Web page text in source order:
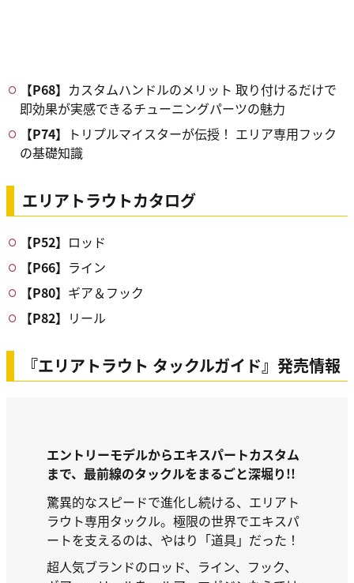
【P68】 カスタムハンドルのメリット 取り付けるだけで
即効果が実感できるチューニングパーツの魅力
【P74】
トリプルマイスターが伝授！ エリア専用フック
の基礎知識
エリアトラウトカタログ
【P52】 ロッド
【P66】 ライン
【P80】 ギア＆フック
【P82】 リール
『エリアトラウト タックルガイド』発売情報
エントリーモデルからエキスパートカスタム
まで、最前線のタックルをまるごと深堀り!!
驚異的なスピードで進化し続ける、エリアト
ラウト専用タックル。極限の世界でエキスパ
ートを支えるのは、やはり「道具」だった！
超人気ブランドのロッド、ライン、フック、